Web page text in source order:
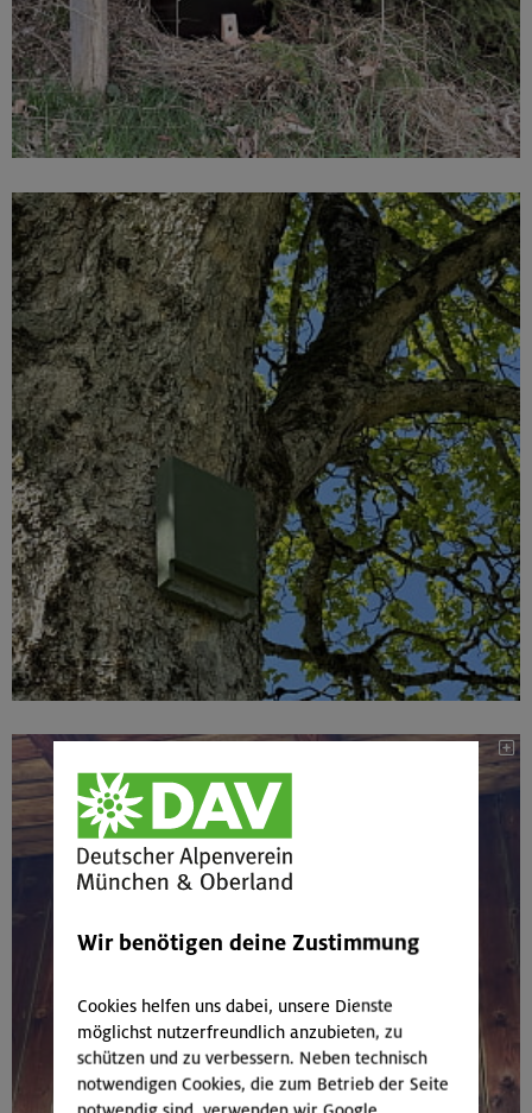
Wir benötigen deine Zustimmung
Cookies helfen uns dabei, unsere Dienste
möglichst nutzerfreundlich anzubieten, zu
schützen und zu verbessern. Neben technisch
notwendigen Cookies, die zum Betrieb der Seite